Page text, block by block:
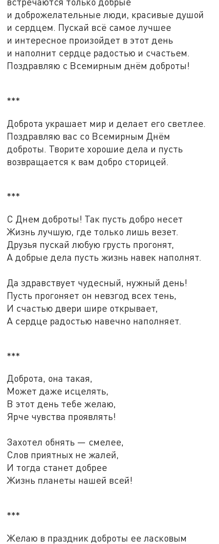
и доброжелательные люди, красивые душой
и сердцем. Пускай всё самое лучшее
и интересное произойдет в этот день
и наполнит сердце радостью и счастьем.
Поздравляю с Всемирным днём доброты!
***
Доброта украшает мир и делает его светлее.
Поздравляю вас со Всемирным Днём
доброты. Творите хорошие дела и пусть
возвращается к вам добро сторицей.
***
С Днем доброты! Так пусть добро несет
Жизнь лучшую, где только лишь везет.
Друзья пускай любую грусть прогонят,
А добрые дела пусть жизнь навек наполнят.
Да здравствует чудесный, нужный день!
Пусть прогоняет он невзгод всех тень,
И счастью двери шире открывает,
А сердце радостью навечно наполняет.
***
Доброта, она такая,
Может даже исцелять,
В этот день тебе желаю,
Ярче чувства проявлять!
Захотел обнять — смелее,
Слов приятных не жалей,
И тогда станет добрее
Жизнь планеты нашей всей!
***
Желаю в праздник доброты ее ласковым